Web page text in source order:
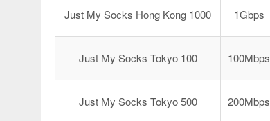
Just My Socks Hong Kong 1000 1Gbps
Just My Socks Tokyo 100 100Mbps
Just My Socks Tokyo 500 200Mbps